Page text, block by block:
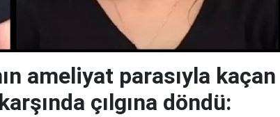
ameliyat parasıyla kaçan
çılgına döndü: